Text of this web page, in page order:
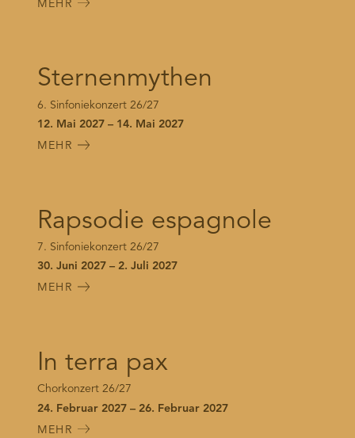
MEHR
Sternenmythen
6. Sinfoniekonzert 26/27
12. Mai 2027 – 14. Mai 2027
MEHR
Rapsodie espagnole
7. Sinfoniekonzert 26/27
30. Juni 2027 – 2. Juli 2027
MEHR
In terra pax
Chorkonzert 26/27
24. Februar 2027 – 26. Februar 2027
MEHR